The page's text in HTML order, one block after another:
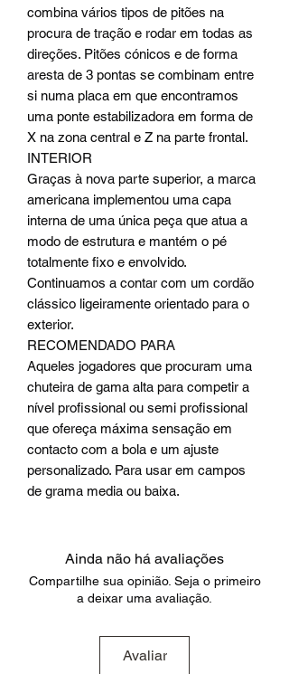
combina vários tipos de pitões na
procura de tração e rodar em todas as
direções. Pitões cónicos e de forma
aresta de 3 pontas se combinam entre
si numa placa em que encontramos
uma ponte estabilizadora em forma de
X na zona central e Z na parte frontal.
INTERIOR
Graças à nova parte superior, a marca
americana implementou uma capa
interna de uma única peça que atua a
modo de estrutura e mantém o pé
totalmente fixo e envolvido.
Continuamos a contar com um cordão
clássico ligeiramente orientado para o
exterior.
RECOMENDADO PARA
Aqueles jogadores que procuram uma
chuteira de gama alta para competir a
nível profissional ou semi profissional
que ofereça máxima sensação em
contacto com a bola e um ajuste
personalizado. Para usar em campos
de grama media ou baixa.
Ainda não há avaliações
Compartilhe sua opinião. Seja o primeiro
a deixar uma avaliação.
Avaliar